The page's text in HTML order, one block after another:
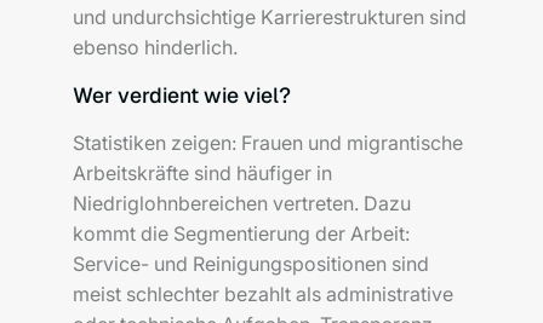
und undurchsichtige Karrierestrukturen sind
ebenso hinderlich.
Wer verdient wie viel?
Statistiken zeigen: Frauen und migrantische
Arbeitskräfte sind häufiger in
Niedriglohnbereichen vertreten. Dazu
kommt die Segmentierung der Arbeit:
Service- und Reinigungspositionen sind
meist schlechter bezahlt als administrative